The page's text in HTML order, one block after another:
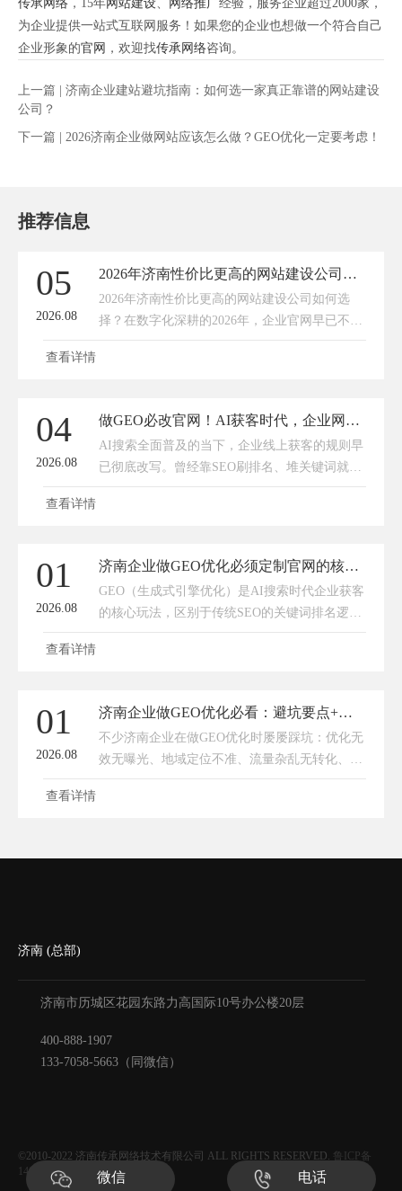
传承网络 ，15年网站建设、 网络推广经验，服务企业超过2000家，
为企业提供一站式互联网服务！如果您的企业也想做一个符合自己
企业形象的官网 ，欢迎找传承网络咨询。
上一篇 | 济南企业建站避坑指南：如何选一家真正靠谱的网站建设
公司？
下一篇 | 2026济南企业做网站应该怎么做？GEO优化一定要考虑！
推荐信息
05
2026.08
2026年济南性价比更高的网站建设公司如何选择？靠谱选型攻略来了
​2026年济南性价比更高的网站建设公司如何选
择？在数字化深耕的2026年，企业官网早已不是
简单的线上门面，而是获客引流、品牌展示、客
查看详情
04
2026.08
做GEO必改官网！AI获客时代，企业网站才是流量破局关键
AI搜索全面普及的当下，企业线上获客的规则早
已彻底改写。曾经靠SEO刷排名、堆关键词就能
稳定获客的时代已然落幕，取而代之的是GEO生
查看详情
01
2026.08
济南企业做GEO优化必须定制官网的核心原因
GEO（生成式引擎优化）是AI搜索时代企业获客
的核心玩法，区别于传统SEO的关键词排名逻
辑，其核心是让企业信息被AI大模型判定为权威
查看详情
01
2026.08
济南企业做GEO优化必看：避坑要点+靠谱公司挑选指南
不少济南企业在做GEO优化时屡屡踩坑：优化无
效无曝光、地域定位不准、流量杂乱无转化、服
务商隐形收费、套用模板敷衍运营等问题频发。
查看详情
济南 (总部)
济南市历城区花园东路力高国际10号办公楼20层
400-888-1907
133-7058-5663（同微信）
©2010-2022 济南传承网络技术有限公司 ALL RIGHTS RESERVED. 鲁ICP备
14030534号-5
微信 电话